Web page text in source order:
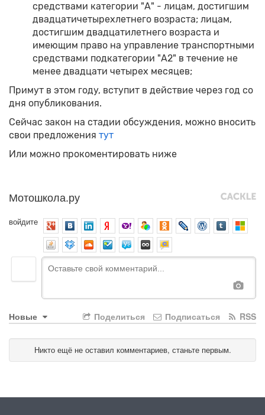
средствами категории "А" - лицам, достигшим
двадцатичетырехлетнего возраста; лицам,
достигшим двадцатилетнего возраста и
имеющим право на управление транспортными
средствами подкатегории "А2" в течение не
менее двадцати четырех месяцев;
Примут в этом году, вступит в действие через год со
дня опубликования.
Сейчас закон на стадии обсуждения, можно вносить
свои предложения тут
Или можно прокоментировать ниже
Мотошкола.ру
войдите
Новые RSS
Подписаться
Поделиться
Никто ещё не оставил комментариев, станьте первым.